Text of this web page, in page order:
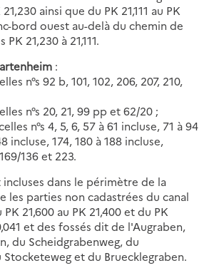
ainsi que du PK 21,111 au PK
bord ouest au-delà du chemin de
21,230 à 21,111.
:
n°s 92 b, 101, 102, 206, 207, 210,
n°s 20, 21, 99 pp et 62/20 ;
n°s 4, 5, 6, 57 à 61 incluse, 71 à 94
incluse, 174, 180 à 188 incluse,
136 et 223.
dans le périmètre de la
les parties non cadastrées du canal
21,600 au PK 21,400 et du PK
et des fossés dit de l'Augraben,
du Scheidgrabenweg, du
et du Bruecklegraben.